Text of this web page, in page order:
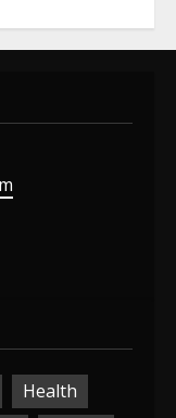
Health